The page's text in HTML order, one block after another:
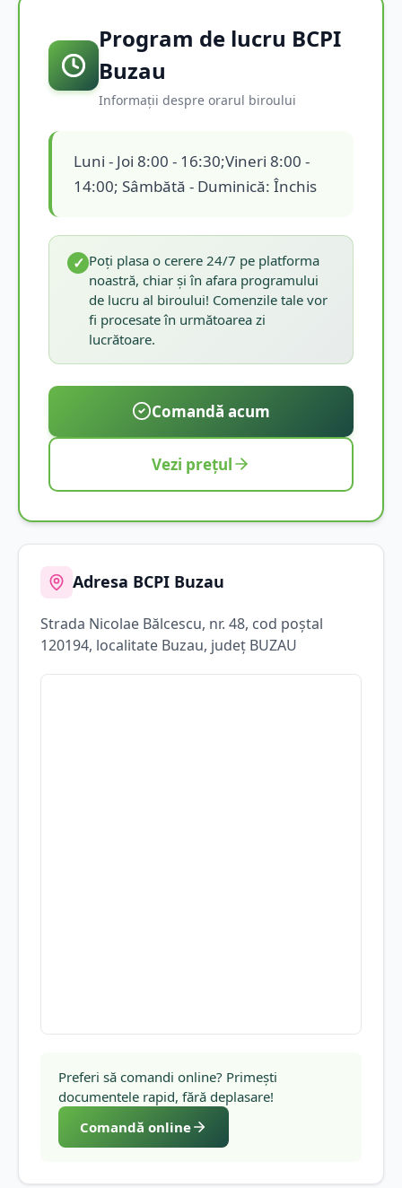
Program de lucru BCPI
Buzau
Informații despre orarul biroului
Luni - Joi 8:00 - 16:30;Vineri 8:00 -
14:00; Sâmbătă - Duminică: Închis
✓ Poți plasa o cerere 24/7 pe platforma
noastră, chiar și în afara programului
de lucru al biroului! Comenzile tale vor
fi procesate în următoarea zi
lucrătoare.
Comandă acum
Vezi prețul
Adresa BCPI Buzau
Strada Nicolae Bălcescu, nr. 48, cod poștal
120194, localitate Buzau, județ BUZAU
Preferi să comandi online? Primești
documentele rapid, fără deplasare!
Comandă online